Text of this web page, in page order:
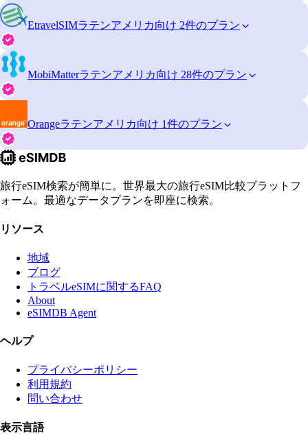
EtravelSIMラテンアメリカ向け 2件のプラン
MobiMatterラテンアメリカ向け 28件のプラン
Orangeラテンアメリカ向け 1件のプラン
旅行eSIM検索が簡単に。世界最大の旅行eSIM比較プラットフ
ォーム。最適なデータプランを即座に検索。
リソース
地域
ブログ
トラベルeSIMに関するFAQ
About
eSIMDB Agent
ヘルプ
プライバシーポリシー
利用規約
問い合わせ
表示言語